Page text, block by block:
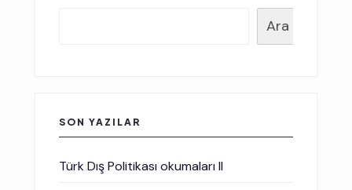
Ara
SON YAZILAR
Türk Dış Politikası okumaları II